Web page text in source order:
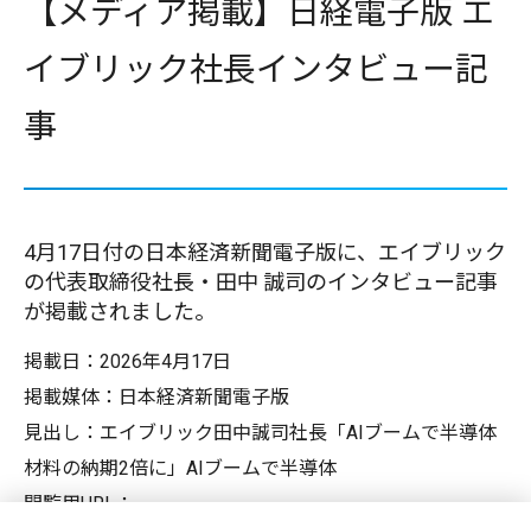
【メディア掲載】日経電子版 エ
イブリック社長インタビュー記
事
4月17日付の日本経済新聞電子版に、エイブリック
の代表取締役社長・田中 誠司のインタビュー記事
が掲載されました。
掲載日：2026年4月17日
掲載媒体：日本経済新聞電子版
見出し：エイブリック田中誠司社長「AIブームで半導体
材料の納期2倍に」AIブームで半導体
閲覧用URL：